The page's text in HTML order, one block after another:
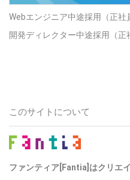
Webエンジニア中途採用（正社
開発ディレクター中途採用（正
このサイトについて
ファンティア[Fantia]はクリエ